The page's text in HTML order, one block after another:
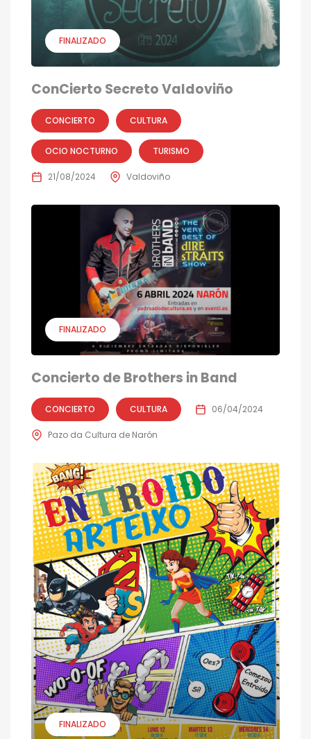
FINALIZADO
ConCierto Secreto Valdoviño
CONCIERTO CULTURA
OCIO NOCTURNO TURISMO
21/08/2024 Valdoviño
FINALIZADO
Concierto de Brothers in Band
CONCIERTO CULTURA 06/04/2024
Pazo da Cultura de Narón
FINALIZADO